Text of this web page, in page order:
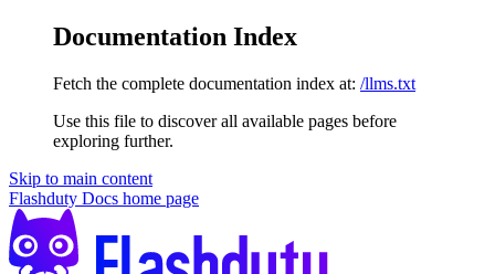
Documentation Index
Fetch the complete documentation index at: /llms.txt
Use this file to discover all available pages before
exploring further.
Skip to main content
Flashduty Docs home page